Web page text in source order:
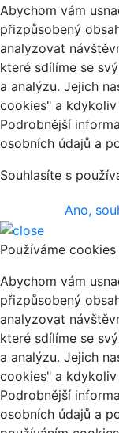
Abychom vám
přizpůsobený
analyzovat
které sdílíme se
a analýzu. Jejich
cookies" a
Podrobnější
osobních údajů a
Souhlasíte s
Ano,
Používáme cookies
Abychom vám
přizpůsobený
analyzovat
které sdílíme se
a analýzu. Jejich
cookies" a
Podrobnější
osobních údajů a